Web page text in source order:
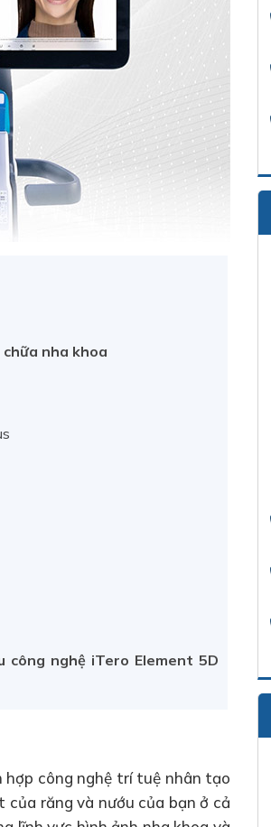
nha khoa
công nghệ iTero Element 5D
công nghệ trí tuệ nhân tạo
răng và nướu của bạn ở cả